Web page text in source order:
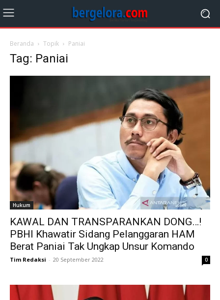
Beranda Topik Paniai
Tag: Paniai
Hukum
KAWAL DAN TRANSPARANKAN DONG…!
PBHI Khawatir Sidang Pelanggaran HAM
Berat Paniai Tak Ungkap Unsur Komando
Tim Redaksi - 20 September 2022 0